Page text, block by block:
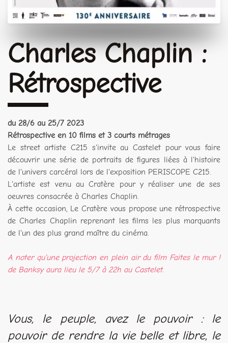
Charles Chaplin :
Rétrospective
du 28/6 au 25/7 2023
Rétrospective en 10 films et 3 courts métrages
Le street artiste C215 s'invite au Castelet pour vous faire
découvrir une série de portraits de figures liées à l'histoire
de l'univers carcéral lors de l'exposition PERISCOPE C215.
L'artiste est venu au Cratère pour y réaliser une de ses
oeuvres consacrée à Charles Chaplin.
À cette occasion, Le Cratère vous propose une rétrospective
de Charles Chaplin reprenant les films les plus marquants
de l'un des plus grand maître du cinéma.
A noter qu'une projection en plein air du film Faites le mur !
de Banksy aura lieu le 5/7 à 22h au Castelet.
Vous, le peuple, avez le pouvoir : le
pouvoir de rendre la vie belle et libre, le